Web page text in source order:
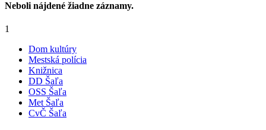
Neboli nájdené žiadne záznamy.
1
Dom kultúry
Mestská polícia
Knižnica
DD Šaľa
OSS Šaľa
Met Šaľa
CvČ Šaľa